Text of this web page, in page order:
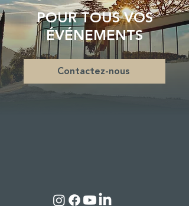
POUR TOUS VOS
ÉVÉNEMENTS
Contactez-nous